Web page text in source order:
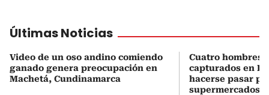
Últimas Noticias
Video de un oso andino comiendo
ganado genera preocupación en
Machetá, Cundinamarca
Cuatro hombres
capturados en
hacerse pasar
supermercados